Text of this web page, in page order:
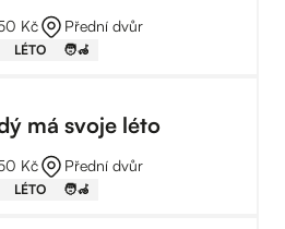
Kč Přední dvůr
LÉTO 🧑‍🦽
má svoje léto
Kč Přední dvůr
LÉTO 🧑‍🦽